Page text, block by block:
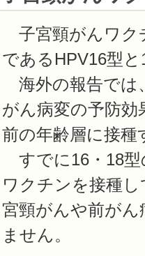
子宮頸がんワク
であるHPV16型
海外の報告では
がん病変の予防
前の年齢層に接
すでに16・18型
ワクチンを接種
宮頸がんや前が
ません。